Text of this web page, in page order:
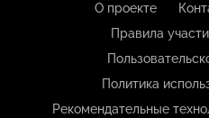
О проекте
Правила
Политика
Рекомендательные